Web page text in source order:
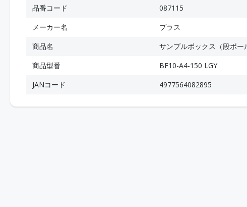
品番コード
087115
メーカー名
プラス
商品名
サンプルボックス（段ボ
商品型番
BF10-A4-150 LGY
JANコード
4977564082895